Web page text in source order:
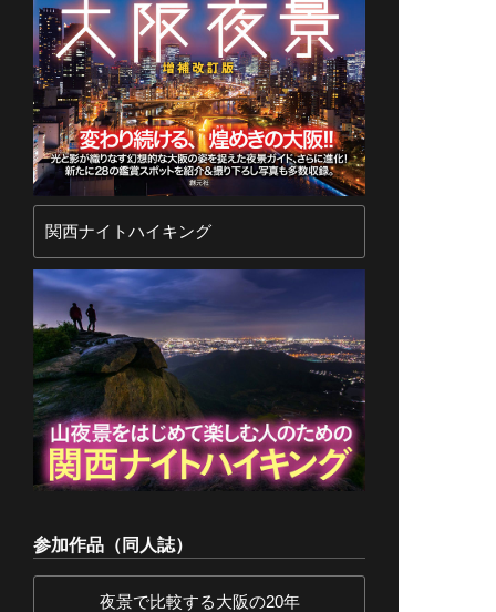
関西ナイトハイキング
参加作品（同人誌）
夜景で比較する大阪の20年